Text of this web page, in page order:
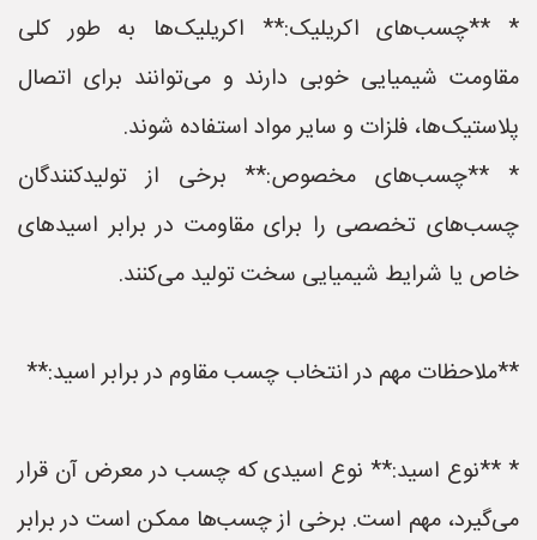
* **چسب‌های اکریلیک:** اکریلیک‌ها به طور کلی
مقاومت شیمیایی خوبی دارند و می‌توانند برای اتصال
پلاستیک‌ها، فلزات و سایر مواد استفاده شوند.
* **چسب‌های مخصوص:** برخی از تولیدکنندگان
چسب‌های تخصصی را برای مقاومت در برابر اسیدهای
خاص یا شرایط شیمیایی سخت تولید می‌کنند.
**ملاحظات مهم در انتخاب چسب مقاوم در برابر اسید:**
* **نوع اسید:** نوع اسیدی که چسب در معرض آن قرار
می‌گیرد، مهم است. برخی از چسب‌ها ممکن است در برابر